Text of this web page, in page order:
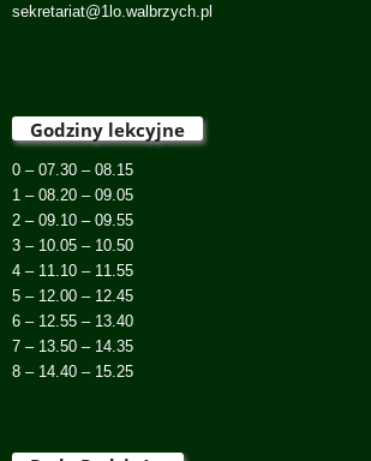
sekretariat@1lo.walbrzych.pl
Godziny lekcyjne
0 – 07.30 – 08.15
1 – 08.20 – 09.05
2 – 09.10 – 09.55
3 – 10.05 – 10.50
4 – 11.10 – 11.55
5 – 12.00 – 12.45
6 – 12.55 – 13.40
7 – 13.50 – 14.35
8 – 14.40 – 15.25